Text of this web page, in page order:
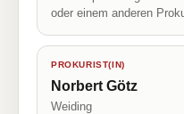
oder einem anderen
PROKURIST(IN)
Norbert Götz
Weiding